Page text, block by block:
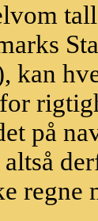
kan
på
regne